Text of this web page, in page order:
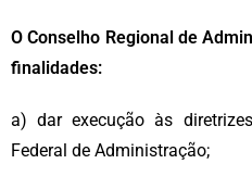
O Conselho Regional de
finalidades:
a) dar execução às
Federal de Administração;